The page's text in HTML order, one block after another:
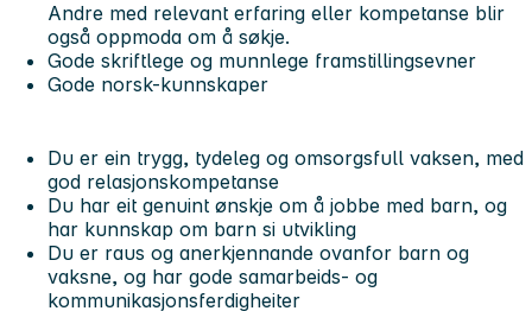
Andre med relevant erfaring eller kompetanse blir
også oppmoda om å søkje.
Gode skriftlege og munnlege framstillingsevner
Gode norsk-kunnskaper
Du er ein trygg, tydeleg og omsorgsfull vaksen, med
god relasjonskompetanse
Du har eit genuint ønskje om å jobbe med barn, og
har kunnskap om barn si utvikling
Du er raus og anerkjennande ovanfor barn og
vaksne, og har gode samarbeids- og
kommunikasjonsferdigheiter